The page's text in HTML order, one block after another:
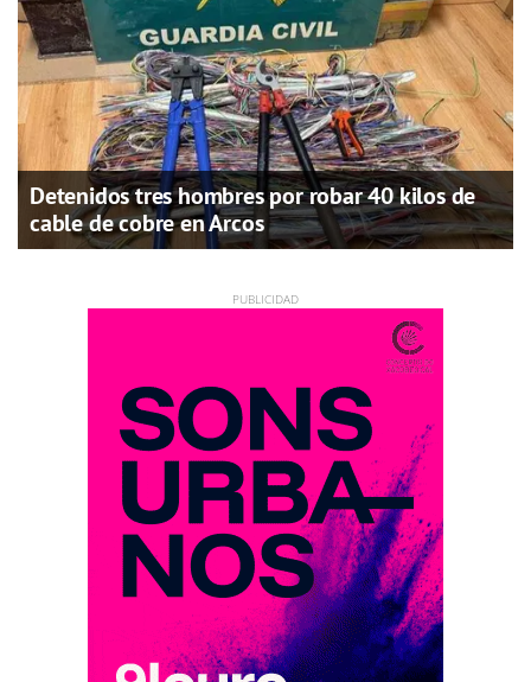
Detenidos tres hombres por robar 40 kilos de
cable de cobre en Arcos